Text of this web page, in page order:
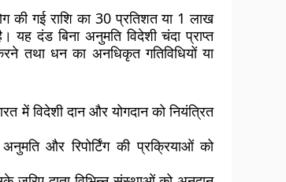
की गई राशि का 30 प्रतिशत या 1 लाख
दंड बिना अनुमति विदेशी चंदा प्राप्त
तथा धन का अनधिकृत गतिविधियों या
में विदेशी दान और योगदान को नियंत्रित
और रिपोर्टिंग की प्रक्रियाओं को